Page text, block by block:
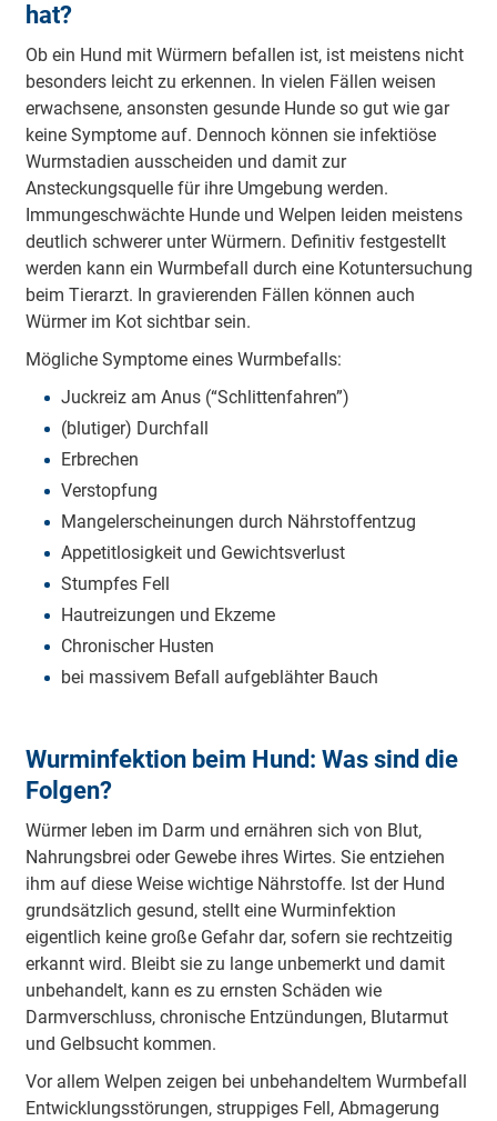
hat?
Ob ein Hund mit Würmern befallen ist, ist meistens nicht
besonders leicht zu erkennen. In vielen Fällen weisen
erwachsene, ansonsten gesunde Hunde so gut wie gar
keine Symptome auf. Dennoch können sie infektiöse
Wurmstadien ausscheiden und damit zur
Ansteckungsquelle für ihre Umgebung werden.
Immungeschwächte Hunde und Welpen leiden meistens
deutlich schwerer unter Würmern. Definitiv festgestellt
werden kann ein Wurmbefall durch eine Kotuntersuchung
beim Tierarzt. In gravierenden Fällen können auch
Würmer im Kot sichtbar sein.
Mögliche Symptome eines Wurmbefalls:
Juckreiz am Anus (“Schlittenfahren”)
(blutiger) Durchfall
Erbrechen
Verstopfung
Mangelerscheinungen durch Nährstoffentzug
Appetitlosigkeit und Gewichtsverlust
Stumpfes Fell
Hautreizungen und Ekzeme
Chronischer Husten
bei massivem Befall aufgeblähter Bauch
Wurminfektion beim Hund: Was sind die
Folgen?
Würmer leben im Darm und ernähren sich von Blut,
Nahrungsbrei oder Gewebe ihres Wirtes. Sie entziehen
ihm auf diese Weise wichtige Nährstoffe. Ist der Hund
grundsätzlich gesund, stellt eine Wurminfektion
eigentlich keine große Gefahr dar, sofern sie rechtzeitig
erkannt wird. Bleibt sie zu lange unbemerkt und damit
unbehandelt, kann es zu ernsten Schäden wie
Darmverschluss, chronische Entzündungen, Blutarmut
und Gelbsucht kommen.
Vor allem Welpen zeigen bei unbehandeltem Wurmbefall
Entwicklungsstörungen, struppiges Fell, Abmagerung